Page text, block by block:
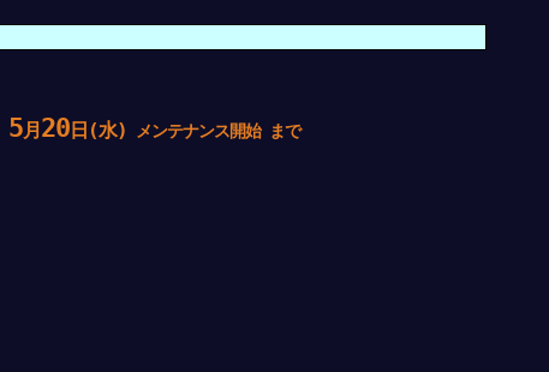
5月 20日(水) メンテナンス開始 まで